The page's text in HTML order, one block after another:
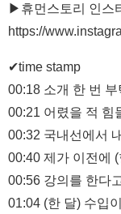
▶휴먼스토리 인스
https://
✔time stamp
00:18 소개 한 번 부
00:21 어렸을 적 힘
00:32 국내선에서
00:40 제가 이전에
00:56 강의를 한다
01:04 (한 달) 수입